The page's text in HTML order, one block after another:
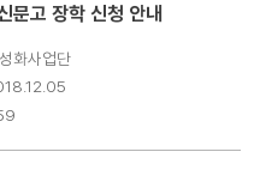
고 장학 신청 안내
화사업단